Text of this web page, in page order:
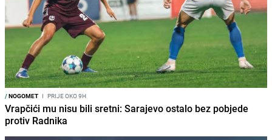
/NOGOMET I PRIJE OKO 9H
Vrapčići mu nisu bili sretni: Sarajevo ostalo bez pobjede
protiv Radnika